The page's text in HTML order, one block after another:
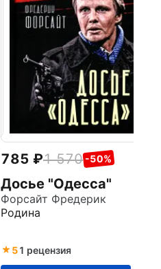
785 1 570 -50%
Досье "Одесса"
Форсайт Фредерик
Родина
51 рецензия